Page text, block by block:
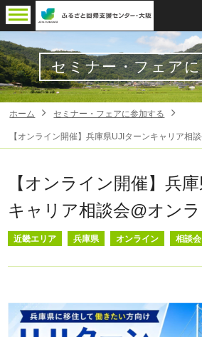
セミナー・フェア
ホーム セミナー・フェアに参加する
【オンライン開催】兵庫県UJIターンキャリア相
【オンライン開催】兵
キャリア相談会@オン
近畿エリア 兵庫県 オンライン 相談会